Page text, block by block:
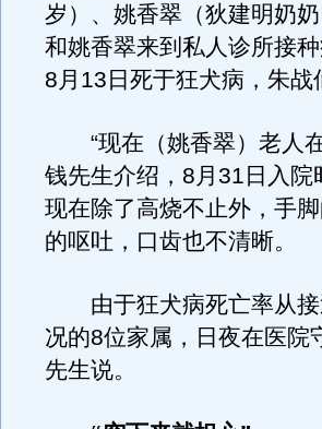
岁）、姚香翠（狄建明奶
和姚香翠来到私人诊所接
8月13日死于狂犬病，朱
“现在（姚香翠）老人在
钱先生介绍，8月31日入
现在除了高烧不止外，手
的呕吐，口齿也不清晰。
由于狂犬病死亡率从接
况的8位家属，日夜在医院
先生说。